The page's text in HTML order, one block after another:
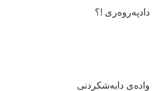
دادپەروەری !؟
وادەی دابەشكردنی